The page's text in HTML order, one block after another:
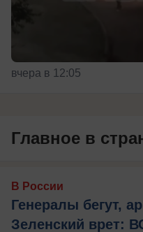
вчера в 12:05
Главное в
В России
Генералы бегут,
Зеленский врет: